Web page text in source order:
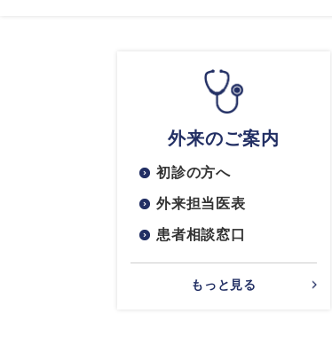
外来のご案内
初診の方へ
外来担当医表
患者相談窓口
もっと見る